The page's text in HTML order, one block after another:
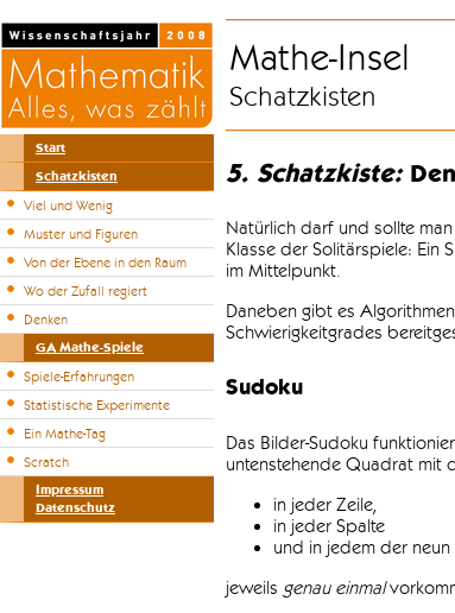
Start
Schatzkisten
Viel und Wenig
Muster und Figuren
Von der Ebene in den Raum
Wo der Zufall regiert
Denken
GA Mathe-Spiele
Spiele-Erfahrungen
Statistische Experimente
Ein Mathe-Tag
Scratch
Impressum
Datenschutz
Mathe-Insel
Schatzkisten
5. Schatzkiste:
Natürlich darf und sollte
Klasse der Solitärspiele: Ein
im Mittelpunkt.
Daneben gibt es
Schwierigkeitgrades
Sudoku
Das Bilder-Sudoku
untenstehende Quadrat mit
in jeder Zeile,
in jeder Spalte
und in jedem der
jeweils genau einmal